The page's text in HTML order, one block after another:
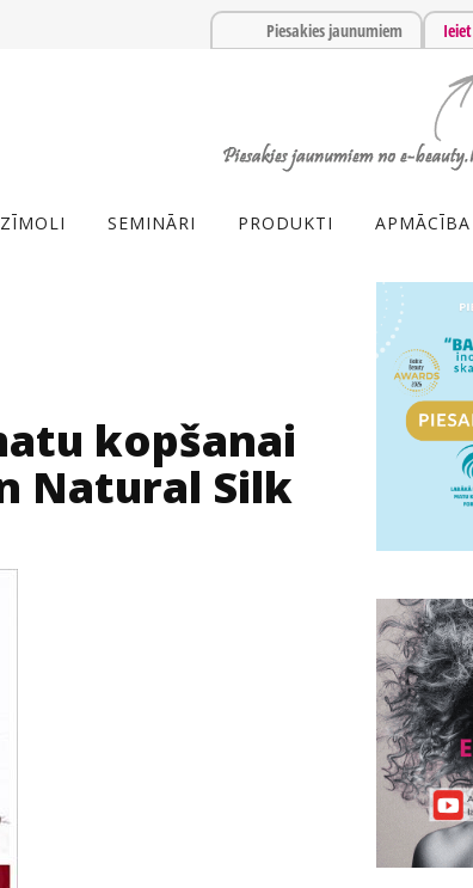
Piesakies jaunumiem
ZĪMOLI SEMINĀRI PRODUKTI APMĀCĪBA
kopšanai
Natural Silk